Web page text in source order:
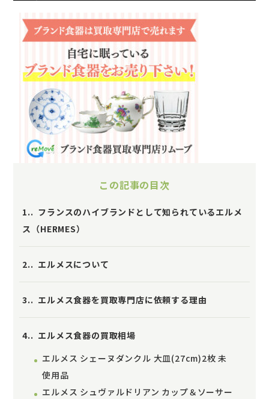
この記事の目次
1.
フランスのハイブランドとして知られているエルメ
ス（HERMES）
2. エルメスについて
3. エルメス食器を買取専門店に依頼する理由
4.
エルメス食器の買取相場
エルメス シェーヌダンクル 大皿(27cm)2枚 未
使用品
エルメス シュヴァルドリアン カップ＆ソーサー